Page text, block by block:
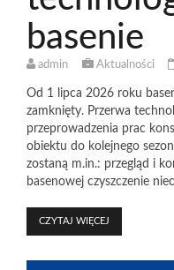
basenie
admin Aktualności
Od 1 lipca 2026 roku
zamknięty. Przerwa
przeprowadzenia prac
obiektu do kolejnego
zostaną m.in.: przegląd i
basenowej czyszczenie
CZYTAJ WIĘCEJ